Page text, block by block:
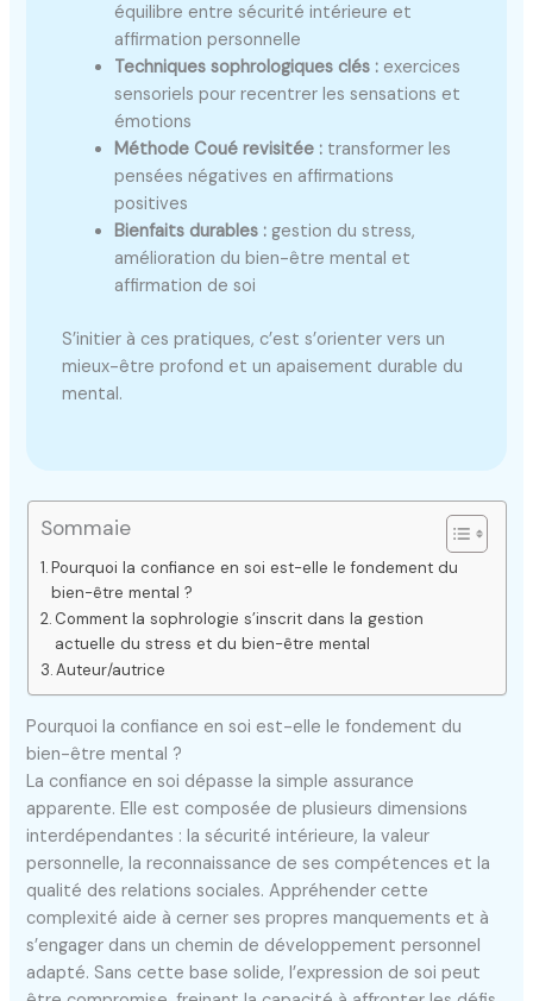
équilibre entre sécurité intérieure et
affirmation personnelle
Techniques sophrologiques clés : exercices
sensoriels pour recentrer les sensations et
émotions
Méthode Coué revisitée : transformer les
pensées négatives en affirmations
positives
Bienfaits durables : gestion du stress,
amélioration du bien-être mental et
affirmation de soi
S’initier à ces pratiques, c’est s’orienter vers un
mieux-être profond et un apaisement durable du
mental.
Sommaie
Pourquoi la confiance en soi est-elle le fondement du
bien-être mental ?
Comment la sophrologie s’inscrit dans la gestion
actuelle du stress et du bien-être mental
Auteur/autrice
Pourquoi la confiance en soi est-elle le fondement du
bien-être mental ?
La confiance en soi dépasse la simple assurance
apparente. Elle est composée de plusieurs dimensions
interdépendantes : la sécurité intérieure, la valeur
personnelle, la reconnaissance de ses compétences et la
qualité des relations sociales. Appréhender cette
complexité aide à cerner ses propres manquements et à
s’engager dans un chemin de développement personnel
adapté. Sans cette base solide, l’expression de soi peut